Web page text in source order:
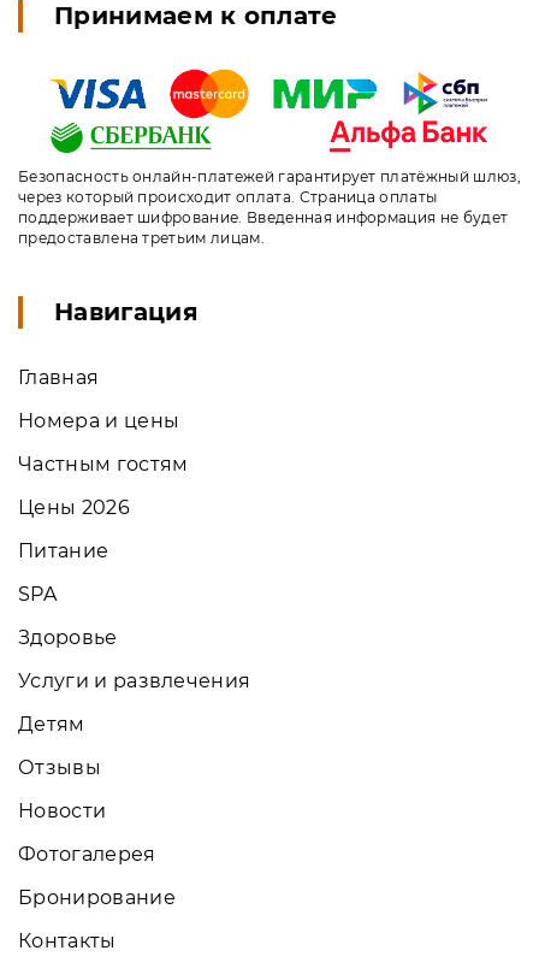
Принимаем к оплате
Безопасность онлайн-платежей гарантирует платёжный шлюз,
через который происходит оплата. Страница оплаты
поддерживает шифрование. Введенная информация не будет
предоставлена третьим лицам.
Навигация
Главная
Номера и цены
Частным гостям
Цены 2026
Питание
SPA
Здоровье
Услуги и развлечения
Детям
Отзывы
Новости
Фотогалерея
Бронирование
Контакты